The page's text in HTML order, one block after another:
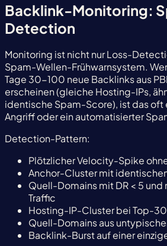
Backlink-Monitoring:
Detection
Monitoring ist nicht nur Loss-
Spam-Wellen-Frühwarnsystem.
Tage 30-100 neue Backlinks aus
erscheinen (gleiche Hosting-IPs,
identische Spam-Score), ist das
Angriff oder ein automatisierter
Detection-Pattern:
Plötzlicher Velocity-Spike
Anchor-Cluster mit
Quell-Domains mit DR < 5 und
Traffic
Hosting-IP-Cluster bei Top-
Quell-Domains aus
Backlink-Burst auf einer